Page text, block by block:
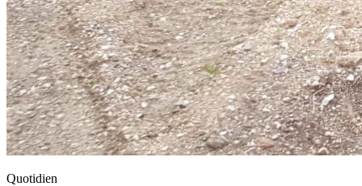
Quotidien